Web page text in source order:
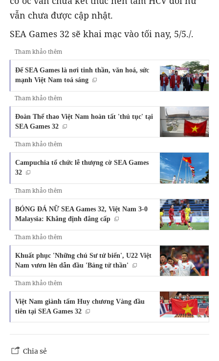
vẫn chưa được cập nhật.
SEA Games 32 sẽ khai mạc vào tối nay, 5/5./.
Tham khảo thêm
Để SEA Games là nơi tinh thần, văn hoá, sức
mạnh Việt Nam toả sáng
Tham khảo thêm
Đoàn Thể thao Việt Nam hoàn tất 'thủ tục' tại
SEA Games 32
Tham khảo thêm
Campuchia tổ chức lễ thượng cờ SEA Games
32
Tham khảo thêm
BÓNG ĐÁ NỮ SEA Games 32, Việt Nam 3-0
Malaysia: Khẳng định đẳng cấp
Tham khảo thêm
Khuất phục 'Những chú Sư tử biển', U22 Việt
Nam vươn lên dẫn đầu 'Bảng tử thần'
Tham khảo thêm
Việt Nam giành tấm Huy chương Vàng đầu
tiên tại SEA Games 32
Chia sẻ